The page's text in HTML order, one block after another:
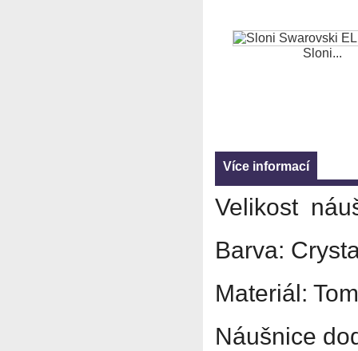
Sloni...
Více informací
Velikost
Barva:
Materiál:
Náušnice